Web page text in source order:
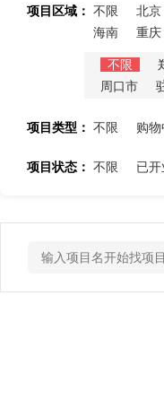
项目区域： 不限 北京
海南
重庆
不限
周口市
项目类型： 不限 购
项目状态： 不限 已开